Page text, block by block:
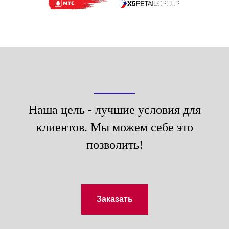
Наша цель - лучшие условия для
клиентов. Мы можем себе это
позволить!
Заказать